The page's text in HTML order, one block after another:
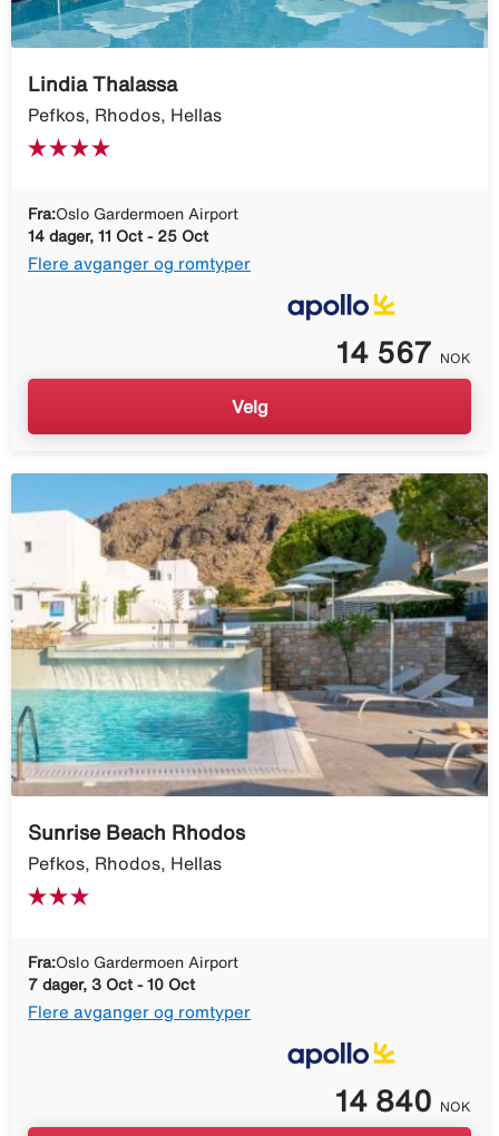
Lindia Thalassa
Pefkos, Rhodos, Hellas
Fra:Oslo Gardermoen Airport
14 dager, 11 Oct - 25 Oct
Flere avganger og romtyper
14 567 NOK
Velg
Sunrise Beach Rhodos
Pefkos, Rhodos, Hellas
Fra:Oslo Gardermoen Airport
7 dager, 3 Oct - 10 Oct
Flere avganger og romtyper
14 840 NOK